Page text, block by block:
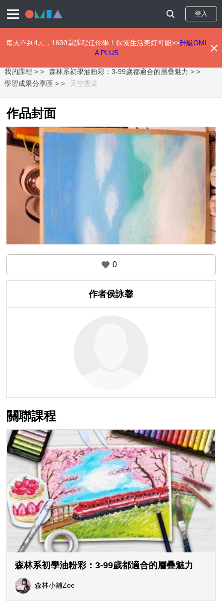
至
主
登入
每天不到4元，1600堂課程任你學！探索生活美好可能>>升級OMI
A PLUS
我的課程 >
森林系初學油粉彩：3-99歲都適合的層疊魅力 >
學習成果分享區 >
天空雲朵
作品封面
0
作者侯詠馨
關聯課程
森林系初學油粉彩：3-99歲都適合的層疊魅力
森林小舖Zoe